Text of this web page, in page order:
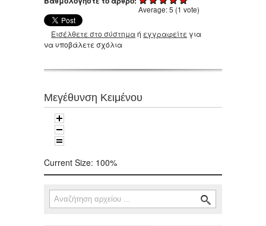
Average:5 (1 vote)
Εισέλθετε στο σύστημαή εγγραφείτε για
να υποβάλετε σχόλια
Μεγέθυνση Κειμένου
Current Size: 100%
Φόρμα αναζήτησης
Αναζήτηση